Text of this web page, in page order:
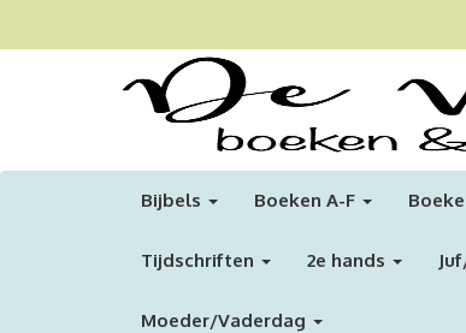
Bijbels Boeken A-F
Tijdschriften 2e hands
Moeder/Vaderdag